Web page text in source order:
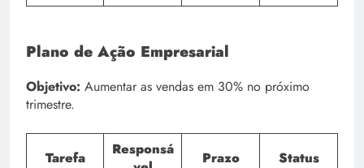
Plano de Ação Empresarial
Objetivo: Aumentar as vendas em 30% no próximo
trimestre.
Tarefa
Responsá
Prazo Status